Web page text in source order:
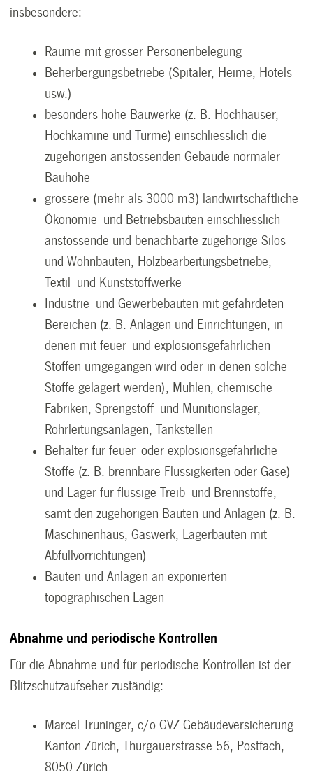
insbesondere:
Räume mit grosser Personenbelegung
Beherbergungsbetriebe (Spitäler, Heime, Hotels
usw.)
besonders hohe Bauwerke (z. B. Hochhäuser,
Hochkamine und Türme) einschliesslich die
zugehörigen anstossenden Gebäude normaler
Bauhöhe
grössere (mehr als 3000 m3) landwirtschaftliche
Ökonomie- und Betriebsbauten einschliesslich
anstossende und benachbarte zugehörige Silos
und Wohnbauten, Holzbearbeitungsbetriebe,
Textil- und Kunststoffwerke
Industrie- und Gewerbebauten mit gefährdeten
Bereichen (z. B. Anlagen und Einrichtungen, in
denen mit feuer- und explosionsgefährlichen
Stoffen umgegangen wird oder in denen solche
Stoffe gelagert werden), Mühlen, chemische
Fabriken, Sprengstoff- und Munitionslager,
Rohrleitungsanlagen, Tankstellen
Behälter für feuer- oder explosionsgefährliche
Stoffe (z. B. brennbare Flüssigkeiten oder Gase)
und Lager für flüssige Treib- und Brennstoffe,
samt den zugehörigen Bauten und Anlagen (z. B.
Maschinenhaus, Gaswerk, Lagerbauten mit
Abfüllvorrichtungen)
Bauten und Anlagen an exponierten
topographischen Lagen
Abnahme und periodische Kontrollen
Für die Abnahme und für periodische Kontrollen ist der
Blitzschutzaufseher zuständig:
Marcel Truninger, c/o GVZ Gebäudeversicherung
Kanton Zürich, Thurgauerstrasse 56, Postfach,
8050 Zürich